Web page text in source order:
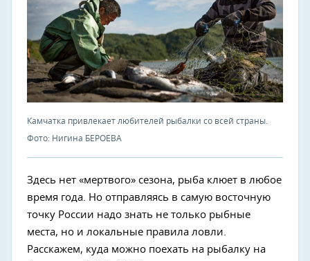
Камчатка привлекает любителей рыбалки со всей страны.
Фото: Нигина БЕРОЕВА
Здесь нет «мертвого» сезона, рыба клюет в любое
время года. Но отправляясь в самую восточную
точку России надо знать не только рыбные
места, но и локальные правила ловли.
Расскажем, куда можно поехать на рыбалку на